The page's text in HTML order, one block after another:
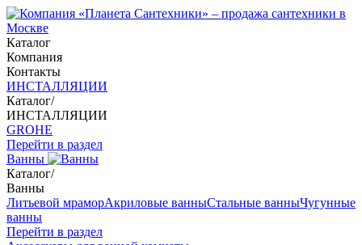
Каталог
Компания
Контакты
ИНСТАЛЛЯЦИИ
Каталог/
ИНСТАЛЛЯЦИИ
GROHE
Перейти в раздел
Ванны
Каталог/
Ванны
Литьевой мраморАкриловые ванныСтальные ванныЧугунные
ванны
Перейти в раздел